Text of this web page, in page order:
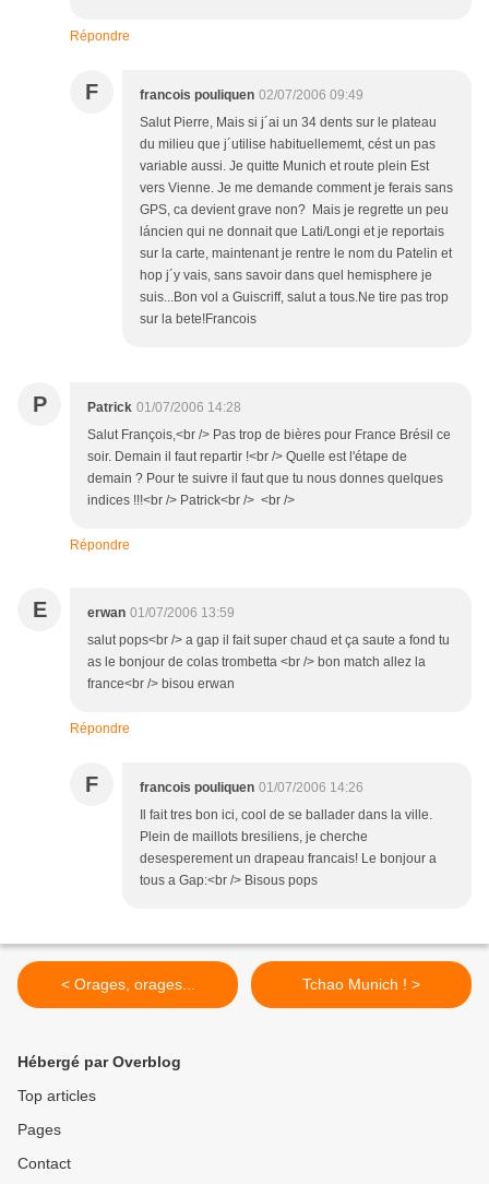
Répondre
F francois pouliquen 02/07/2006 09:49
Salut Pierre, Mais si j´ai un 34 dents sur le plateau
du milieu que j´utilise habituellememt, cést un pas
variable aussi. Je quitte Munich et route plein Est
vers Vienne. Je me demande comment je ferais sans
GPS, ca devient grave non? Mais je regrette un peu
láncien qui ne donnait que Lati/Longi et je reportais
sur la carte, maintenant je rentre le nom du Patelin et
hop j´y vais, sans savoir dans quel hemisphere je
suis...Bon vol a Guiscriff, salut a tous.Ne tire pas trop
sur la bete!Francois
P Patrick 01/07/2006 14:28
Salut François,<br /> Pas trop de bières pour France Brésil ce
soir. Demain il faut repartir !<br /> Quelle est l'étape de
demain ? Pour te suivre il faut que tu nous donnes quelques
indices !!!<br /> Patrick<br /> <br />
Répondre
E erwan 01/07/2006 13:59
salut pops<br /> a gap il fait super chaud et ça saute a fond tu
as le bonjour de colas trombetta <br /> bon match allez la
france<br /> bisou erwan
Répondre
F francois pouliquen 01/07/2006 14:26
Il fait tres bon ici, cool de se ballader dans la ville.
Plein de maillots bresiliens, je cherche
desesperement un drapeau francais! Le bonjour a
tous a Gap:<br /> Bisous pops
< Orages, orages... Tchao Munich ! >
Hébergé par Overblog
Top articles
Pages
Contact